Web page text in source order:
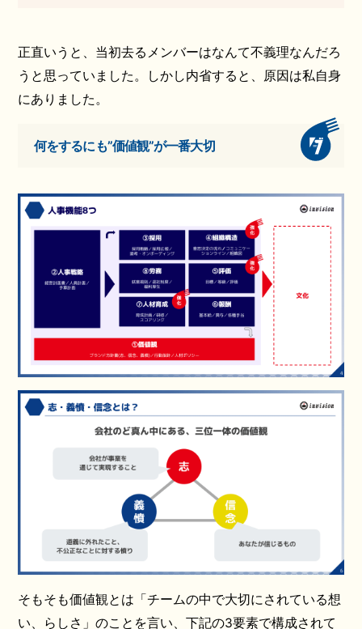
正直いうと、当初去るメンバーはなんて不義理なんだろ
うと思っていました。しかし内省すると、原因は私自身
にありました。
何をするにも”価値観”が一番大切
そもそも価値観とは「チームの中で大切にされている想
い、らしさ」のことを言い、下記の3要素で構成されて